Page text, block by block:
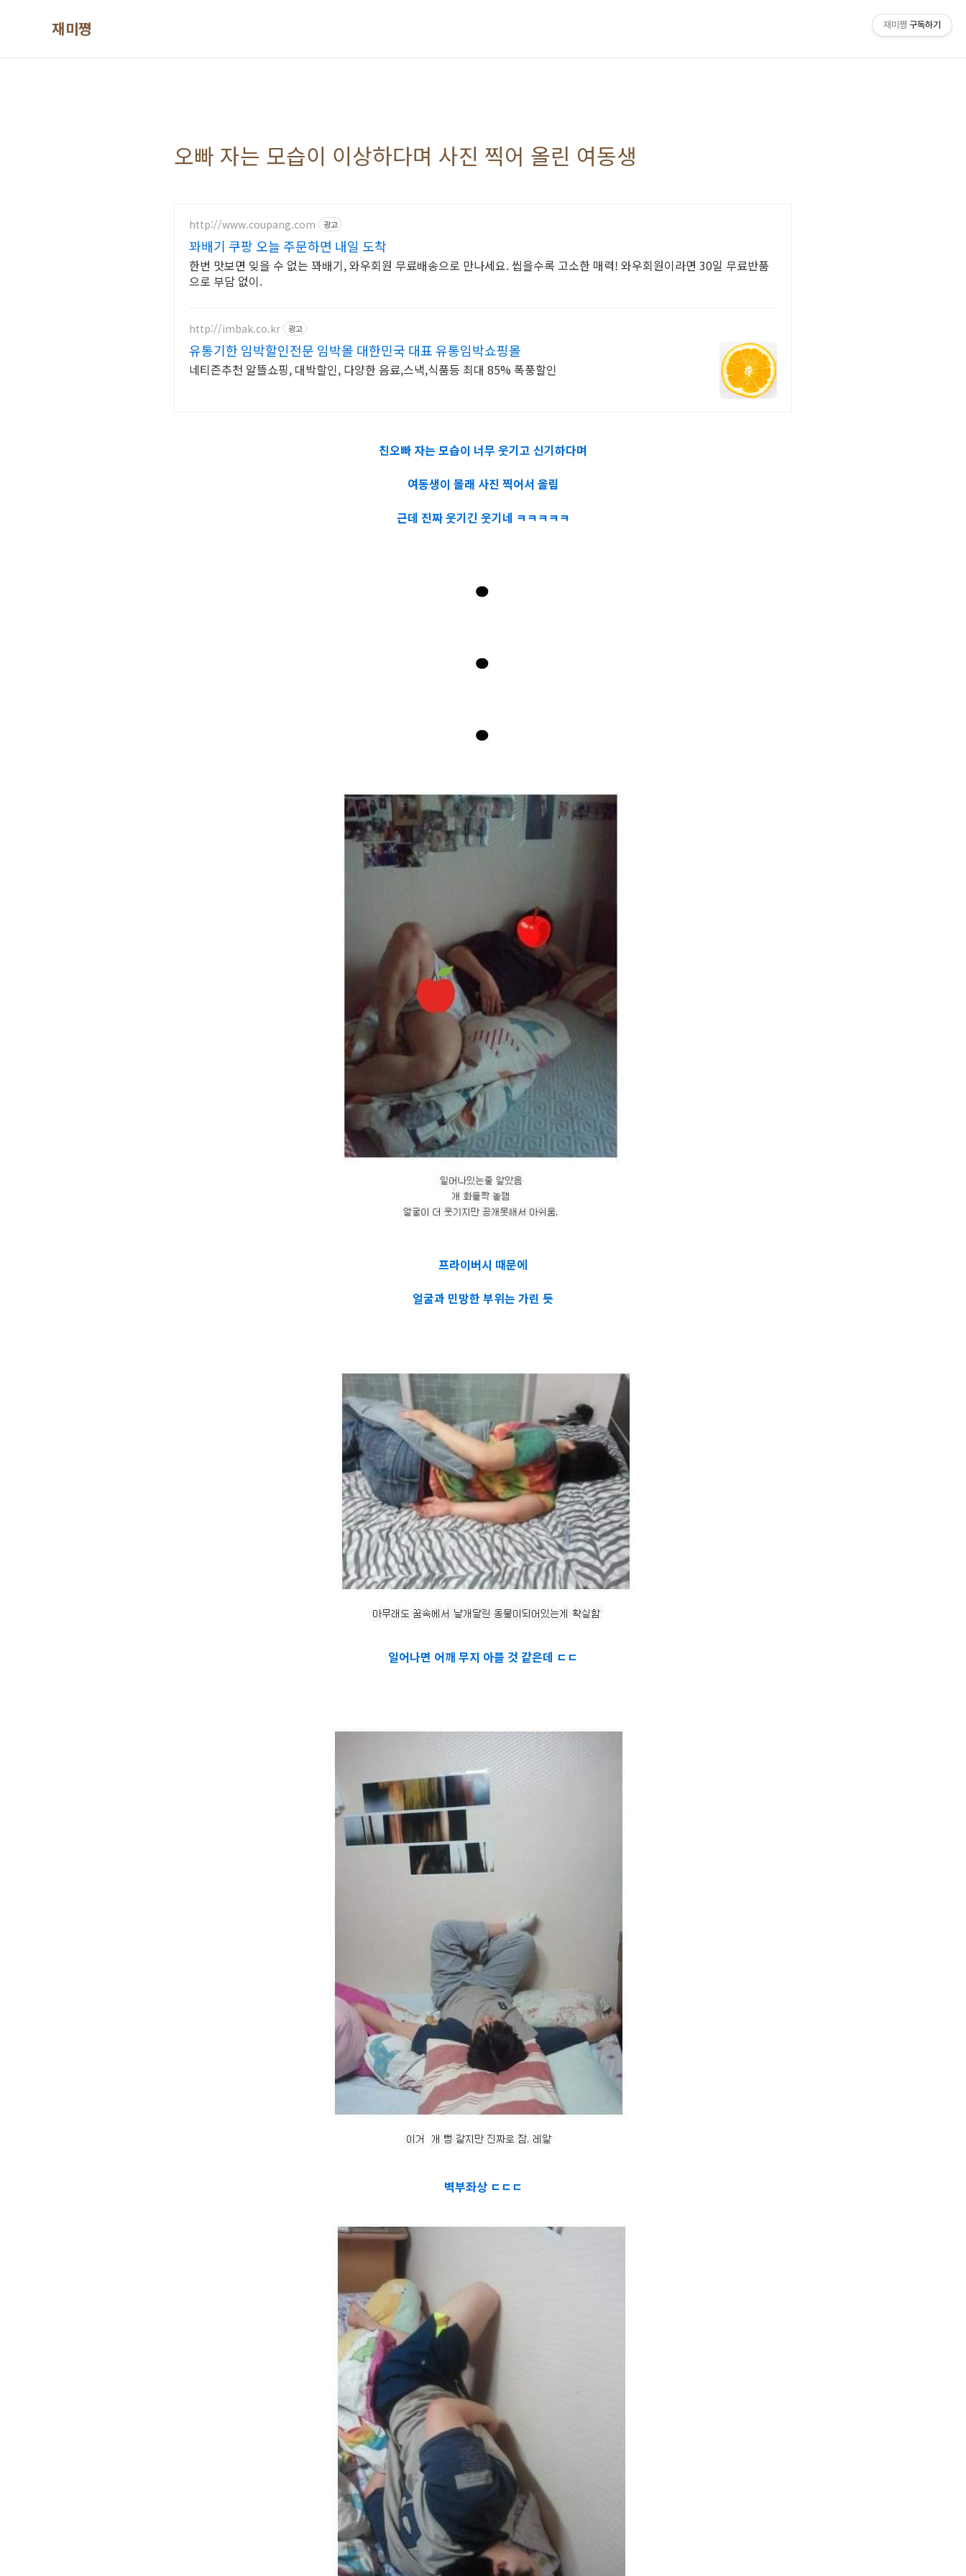
재미쪙 홈
오빠 자는 모습이 이상하다며 사진 찍어 올린 여동생
http://www.coupang.com 광고
꽈배기 쿠팡 오늘 주문하면 내일 도착
한번 맛보면 잊을 수 없는 꽈배기, 와우회원 무료배송으로 만나세요. 씹을수록 고소한 매력! 와우회원이라면 30일 무료반품
으로 부담 없이.
http://imbak.co.kr 광고
유통기한 임박할인전문 임박몰 대한민국 대표 유통임박쇼핑몰
네티즌추천 알뜰쇼핑, 대박할인, 다양한 음료,스낵,식품등 최대 85% 폭풍할인
친오빠 자는 모습이 너무 웃기고 신기하다며
여동생이 몰래 사진 찍어서 올림
근데 진짜 웃기긴 웃기네 ㅋㅋㅋㅋㅋ
프라이버시 때문에
얼굴과 민망한 부위는 가린 듯
일어나면 어깨 무지 아플 것 같은데 ㄷㄷ
벽부좌상 ㄷㄷㄷ
재미쪙 구독하기